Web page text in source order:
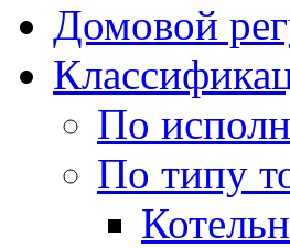
Домовой
По
По типу